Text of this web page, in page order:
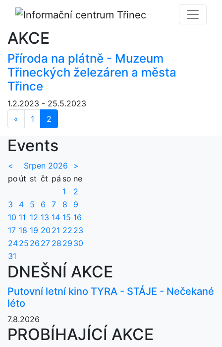
AKCE
Příroda na plátně - Muzeum
Třineckých železáren a města
Třince
1.2.2023 - 25.5.2023
« Předchozí
1 2
Events
< Srpen 2026
>
po út st čt pá so ne
1
2
3
4 5 6 7 8
9
10 11 12 13 14 15 16
17 18 19 20 21 22 23
2425 26 27 28 29 30
31
DNEŠNÍ AKCE
Putovní letní kino TYRA - STÁJE - Nečekané
léto
7.8.2026
PROBÍHAJÍCÍ AKCE